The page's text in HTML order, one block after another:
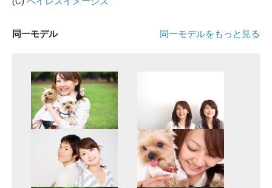
同一モデル 同一モデルをもっと見る